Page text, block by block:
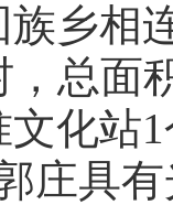
族乡相
总面
文化站
庄具